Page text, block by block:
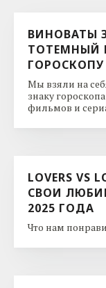
ВИНОВАТЫ
ТОТЕМНЫЙ
ГОРОСКОПУ
Мы взяли на
знаку
фильмов и
LOVERS VS
СВОИ
2025 ГОДА
Что нам